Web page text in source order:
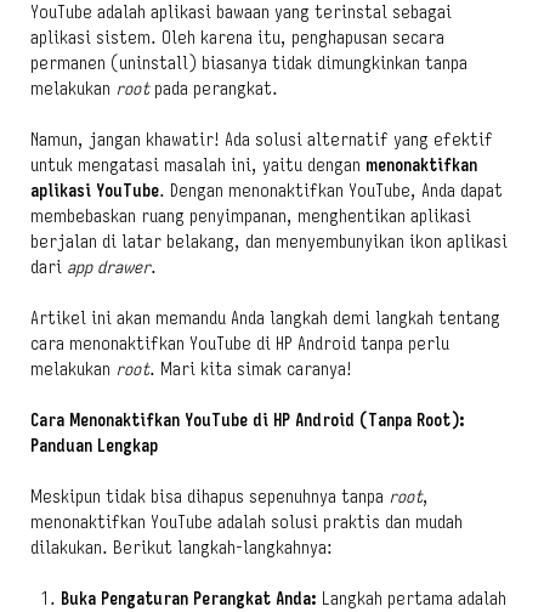
YouTube adalah aplikasi bawaan yang terinstal sebagai
aplikasi sistem. Oleh karena itu, penghapusan secara
permanen (uninstall) biasanya tidak dimungkinkan tanpa
melakukan rootpada perangkat.
Namun, jangan khawatir! Ada solusi alternatif yang efektif
untuk mengatasi masalah ini, yaitu dengan menonaktifkan
aplikasi YouTube. Dengan menonaktifkan YouTube, Anda dapat
membebaskan ruang penyimpanan, menghentikan aplikasi
berjalan di latar belakang, dan menyembunyikan ikon aplikasi
dari app drawer.
Artikel ini akan memandu Anda langkah demi langkah tentang
cara menonaktifkan YouTube di HP Android tanpa perlu
melakukan root. Mari kita simak caranya!
Cara Menonaktifkan YouTube di HP Android (Tanpa Root):
Panduan Lengkap
Meskipun tidak bisa dihapus sepenuhnya tanpa root,
menonaktifkan YouTube adalah solusi praktis dan mudah
dilakukan. Berikut langkah-langkahnya:
Buka Pengaturan Perangkat Anda: Langkah pertama adalah